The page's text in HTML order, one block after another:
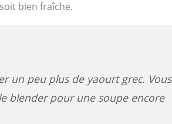
bien fraîche.
un peu plus de yaourt grec. Vous
blender pour une soupe encore